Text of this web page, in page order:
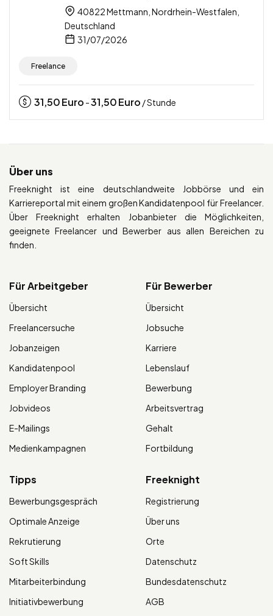
40822 Mettmann, Nordrhein-Westfalen,
Deutschland
31/07/2026
Freelance
31,50Euro -31,50Euro / Stunde
Über uns
Freeknight ist eine deutschlandweite Jobbörse und ein
Karriereportal mit einem großen Kandidatenpool für Freelancer.
Über Freeknight erhalten Jobanbieter die Möglichkeiten,
geeignete Freelancer und Bewerber aus allen Bereichen zu
finden.
Für Arbeitgeber
Übersicht
Freelancersuche
Jobanzeigen
Kandidatenpool
Employer Branding
Jobvideos
E-Mailings
Medienkampagnen
Für Bewerber
Übersicht
Jobsuche
Karriere
Lebenslauf
Bewerbung
Arbeitsvertrag
Gehalt
Fortbildung
Tipps
Bewerbungsgespräch
Optimale Anzeige
Rekrutierung
Soft Skills
Mitarbeiterbindung
Initiativbewerbung
Freeknight
Registrierung
Über uns
Orte
Datenschutz
Bundesdatenschutz
AGB